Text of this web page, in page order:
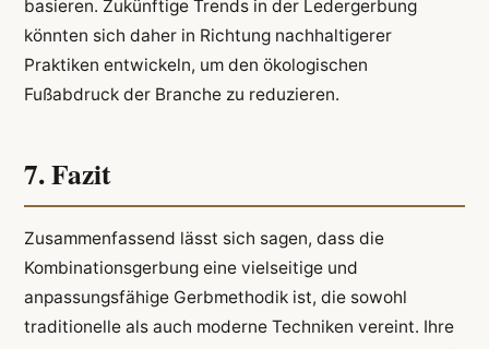
basieren. Zukünftige Trends in der Ledergerbung
könnten sich daher in Richtung nachhaltigerer
Praktiken entwickeln, um den ökologischen
Fußabdruck der Branche zu reduzieren.
7. Fazit
Zusammenfassend lässt sich sagen, dass die
Kombinationsgerbung eine vielseitige und
anpassungsfähige Gerbmethodik ist, die sowohl
traditionelle als auch moderne Techniken vereint. Ihre